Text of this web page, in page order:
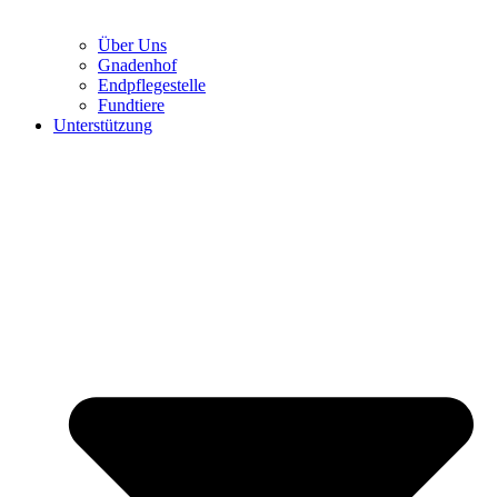
Über Uns
Gnadenhof
Endpflegestelle
Fundtiere
Unterstützung